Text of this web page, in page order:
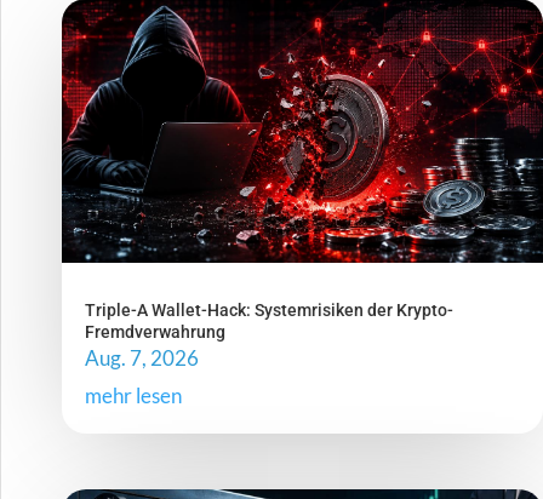
Triple-A Wallet-Hack: Systemrisiken der Krypto-
Fremdverwahrung
Aug. 7, 2026
mehr lesen